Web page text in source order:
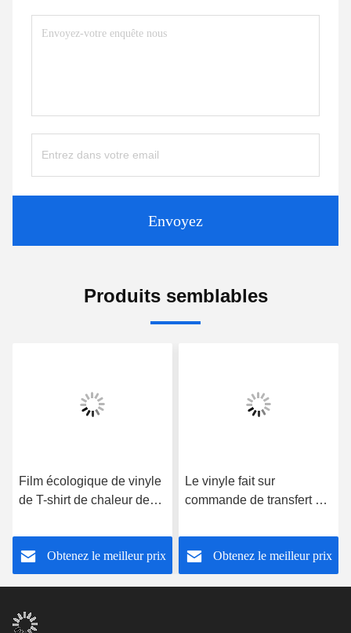
Envoyez
Produits semblables
Film écologique de vinyle
de T-shirt de chaleur de
transfert
Obtenez le meilleur prix
Le vinyle fait sur
commande de transfert de
couvre pour le tissu de
textileObtenez le meilleur prix